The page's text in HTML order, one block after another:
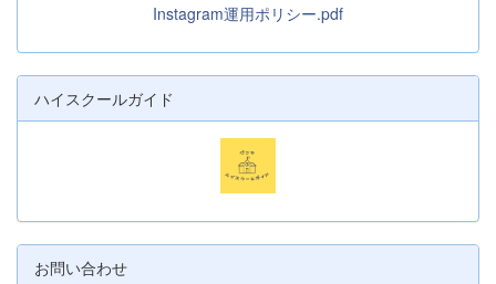
Instagram運用ポリシー.pdf
ハイスクールガイド
お問い合わせ